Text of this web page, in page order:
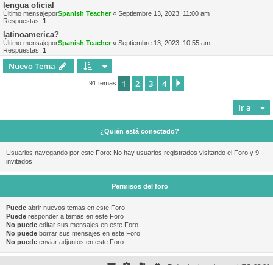
lengua oficial
Último mensajeporSpanish Teacher« Septiembre 13, 2023, 11:00 am
Respuestas: 1
latinoamerica?
Último mensajeporSpanish Teacher« Septiembre 13, 2023, 10:55 am
Respuestas: 1
Nuevo Tema
91 temas 1 2 3 4
Ir a
¿Quién está conectado?
Usuarios navegando por este Foro: No hay usuarios registrados visitando el Foro y 9
invitados
Permisos del foro
Puede abrir nuevos temas en este Foro
Puede responder a temas en este Foro
No puede editar sus mensajes en este Foro
No puede borrar sus mensajes en este Foro
No puede enviar adjuntos en este Foro